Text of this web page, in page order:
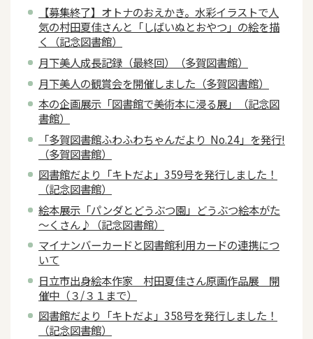
【募集終了】オトナのおえかき。水彩イラストで人
気の村田夏佳さんと「しばいぬとおやつ」の絵を描
く（記念図書館）
月下美人成長記録（最終回）（多賀図書館）
月下美人の観賞会を開催しました（多賀図書館）
本の企画展示「図書館で美術本に浸る展」（記念図
書館）
「多賀図書館ふわふわちゃんだより No.24」を発行!
（多賀図書館）
図書館だより「キトだよ」359号を発行しました！
（記念図書館）
絵本展示「パンダとどうぶつ園」どうぶつ絵本がた
～くさん♪（記念図書館）
マイナンバーカードと図書館利用カードの連携につ
いて
日立市出身絵本作家 村田夏佳さん原画作品展 開
催中（３/３１まで）
図書館だより「キトだよ」358号を発行しました！
（記念図書館）